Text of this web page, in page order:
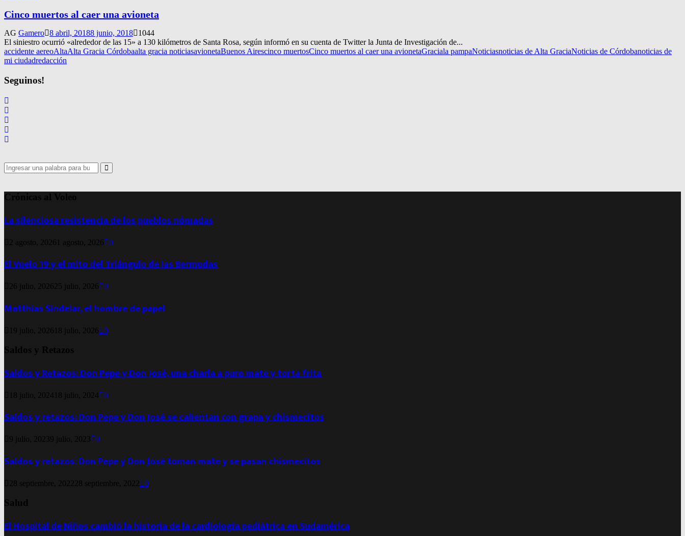
Cinco muertos al caer una avioneta
AG Gamero 8 abril, 20188 junio, 2018
1044
El siniestro ocurrió «alrededor de las 15» a 130 kilómetros de Santa Rosa, según informó en su cuenta de Twitter la Junta de Investigación de...
accidente aereoAltaAlta Gracia Córdobaalta gracia noticiasavionetaBuenos Airescinco muertosCinco muertos al caer una avionetaGraciala pampaNoticiasnoticias de Alta GraciaNoticias de Córdobanoticias de
mi ciudadredacción
Seguinos!
Search
for:
Search
Crónicas al Voleo
La silenciosa resistencia de los pueblos nómadas
2 agosto, 2026 1 agosto, 2026 0
El Vuelo 19 y el mito del Triángulo de las Bermudas
26 julio, 2026 25 julio, 2026 0
Matthias Sindelar, el hombre de papel
19 julio, 2026 18 julio, 2026 0
Saldos y Retazos
Saldos y Retazos: Don Pepe y Don José, una charla a puro mate y torta frita
18 julio, 2024 18 julio, 2024 0
Saldos y retazos: Don Pepe y Don José se calientan con grapa y chismecitos
9 julio, 20239 julio, 2023 0
Saldos y retazos: Don Pepe y Don José toman mate y se pasan chismecitos
28 septiembre, 2022 28 septiembre, 2022 0
Salud
El Hospital de Niños cambió la historia de la cardiología pediátrica en Sudamérica